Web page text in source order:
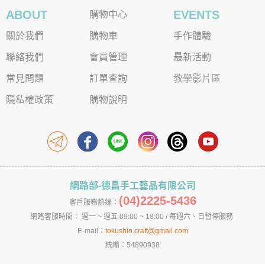
ABOUT
關於我們
聯絡我們
常見問題
隱私權政策
購物中心
購物車
會員管理
訂單查詢
購物說明
EVENTS
手作體驗
最新活動
教學影片區
網路部-德昌手工藝品有限公司
客戶服務熱線： (04)2225-5436
網路客服時間： 週一 ~ 週五 09:00 ~ 18:00 / 每週六、日暫停服務
E-mail： tokushio.craft@gmail.com
統編：54890938